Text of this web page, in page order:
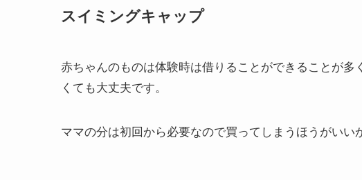
スイミングキャップ
赤ちゃんのものは体験時は借りることができることが
くても大丈夫です。
ママの分は初回から必要なので買ってしまうほうがいい